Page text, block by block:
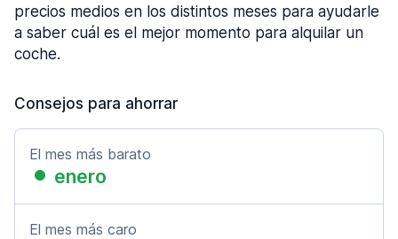
precios medios en los distintos meses para ayudarle
a saber cuál es el mejor momento para alquilar un
coche.
Consejos para ahorrar
El mes más barato
enero
El mes más caro